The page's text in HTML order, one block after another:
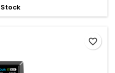
Stock
favorite_border